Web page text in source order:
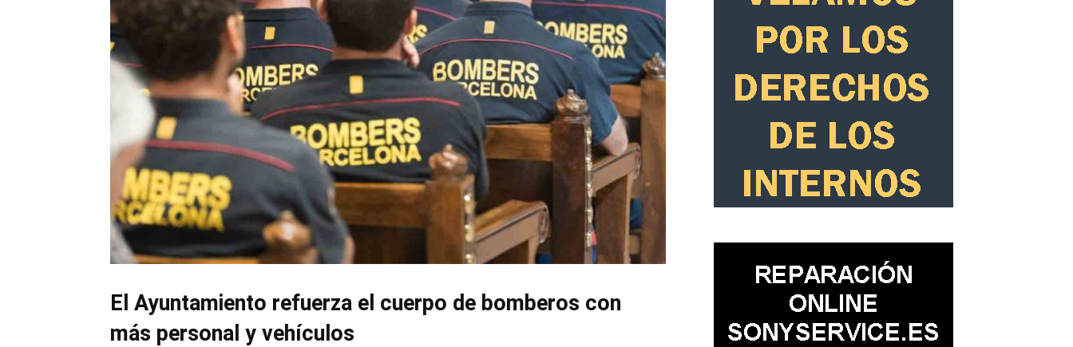
El Ayuntamiento refuerza el cuerpo de bomberos con
más personal y vehículos